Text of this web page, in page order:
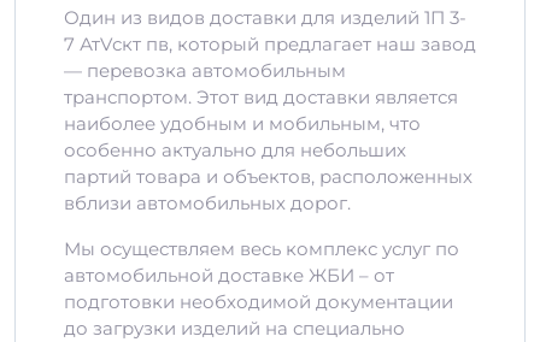
Один из видов доставки для изделий 1П 3-
7 АтVскт пв, который предлагает наш завод
— перевозка автомобильным
транспортом. Этот вид доставки является
наиболее удобным и мобильным, что
особенно актуально для небольших
партий товара и объектов, расположенных
вблизи автомобильных дорог.
Мы осуществляем весь комплекс услуг по
автомобильной доставке ЖБИ – от
подготовки необходимой документации
до загрузки изделий на специально